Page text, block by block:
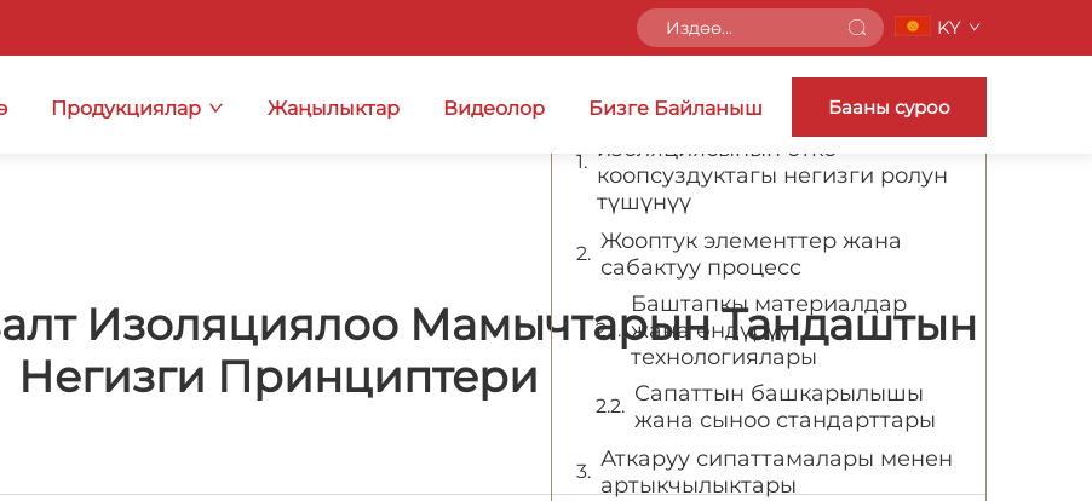
KY
Продукциялар Жаңылыктар Видеолор Бизге Байланыш Бааны суроо
Изоляциялоо Мамычтарын Тандаштын
Негизги Принциптери
Мазмуну
Минералдык жыгач
изоляциясынын отко
коопсуздуктагы негизги ролун
түшүнүү
Жооптук элементтер жана
сабактуу процесc
Баштапкы материалдар
жана өндүрүү
технологиялары
Сапаттын башкарылышы
жана сыноо стандарттары
Аткаруу сипаттамалары менен
артыкчылыктары